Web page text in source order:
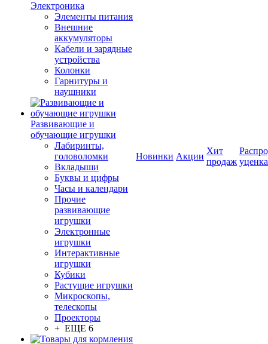
Электроника
Элементы питания
Внешние
аккумуляторы
Кабели и зарядные
устройства
Колонки
Гарнитуры и
наушники
Развивающие и
обучающие игрушки
Лабиринты,
головоломки
Вкладыши
Буквы и цифры
Часы и календари
Прочие
развивающие
игрушки
Электронные
игрушки
Интерактивные
игрушки
Кубики
Растущие игрушки
Микроскопы,
телескопы
Проекторы
+ ЕЩЕ 6
Новинки Акции
Хит
продаж уценка